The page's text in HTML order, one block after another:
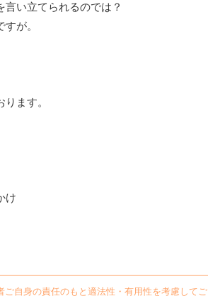
い立てられるのでは？
が。
ます。
け
自身の責任のもと適法性・有用性を考慮してご